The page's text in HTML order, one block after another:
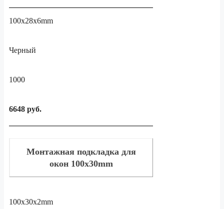
100x28x6mm
Черный
1000
6648 руб.
Монтажная подкладка для
окон 100x30mm
100x30x2mm